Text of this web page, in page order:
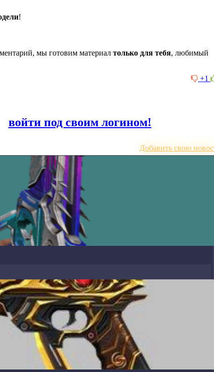
!
мы готовим материал только для тебя, любимый
+1
войти под своим логином!
Добавить свою